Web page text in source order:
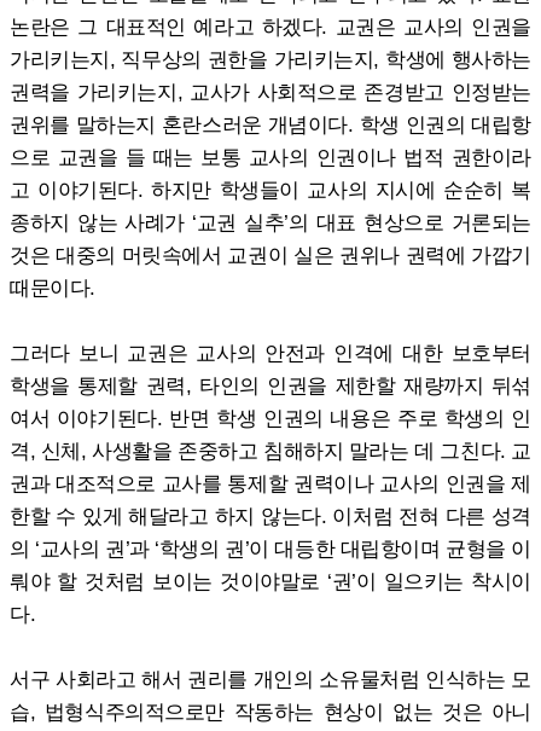
논란은 그 대표적인 예라고 하겠다. 교권은 교사의 인권을
가리키는지, 직무상의 권한을 가리키는지, 학생에 행사하는
권력을 가리키는지, 교사가 사회적으로 존경받고 인정받는
권위를 말하는지 혼란스러운 개념이다. 학생 인권의 대립항
으로 교권을 들 때는 보통 교사의 인권이나 법적 권한이라
고 이야기된다. 하지만 학생들이 교사의 지시에 순순히 복
종하지 않는 사례가 ‘교권 실추’의 대표 현상으로 거론되는
것은 대중의 머릿속에서 교권이 실은 권위나 권력에 가깝기
때문이다.
그러다 보니 교권은 교사의 안전과 인격에 대한 보호부터
학생을 통제할 권력, 타인의 인권을 제한할 재량까지 뒤섞
여서 이야기된다. 반면 학생 인권의 내용은 주로 학생의 인
격, 신체, 사생활을 존중하고 침해하지 말라는 데 그친다. 교
권과 대조적으로 교사를 통제할 권력이나 교사의 인권을 제
한할 수 있게 해달라고 하지 않는다. 이처럼 전혀 다른 성격
의 ‘교사의 권’과 ‘학생의 권’이 대등한 대립항이며 균형을 이
뤄야 할 것처럼 보이는 것이야말로 ‘권’이 일으키는 착시이
다.
서구 사회라고 해서 권리를 개인의 소유물처럼 인식하는 모
습, 법형식주의적으로만 작동하는 현상이 없는 것은 아니